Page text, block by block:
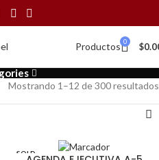
Productos 0 $
Mostrando 1–12 de 300 resultados
SOLD